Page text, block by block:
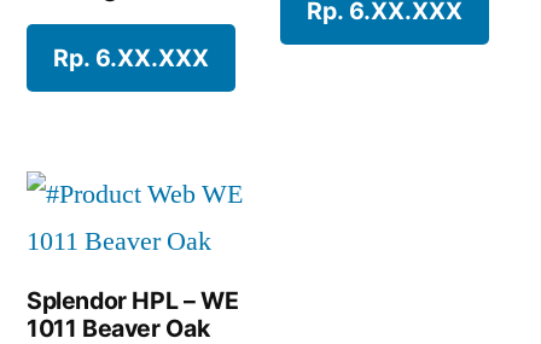
Rp. 6.XX.XXX
Rp. 6.XX.XXX
Splendor HPL – WE
1011 Beaver Oak